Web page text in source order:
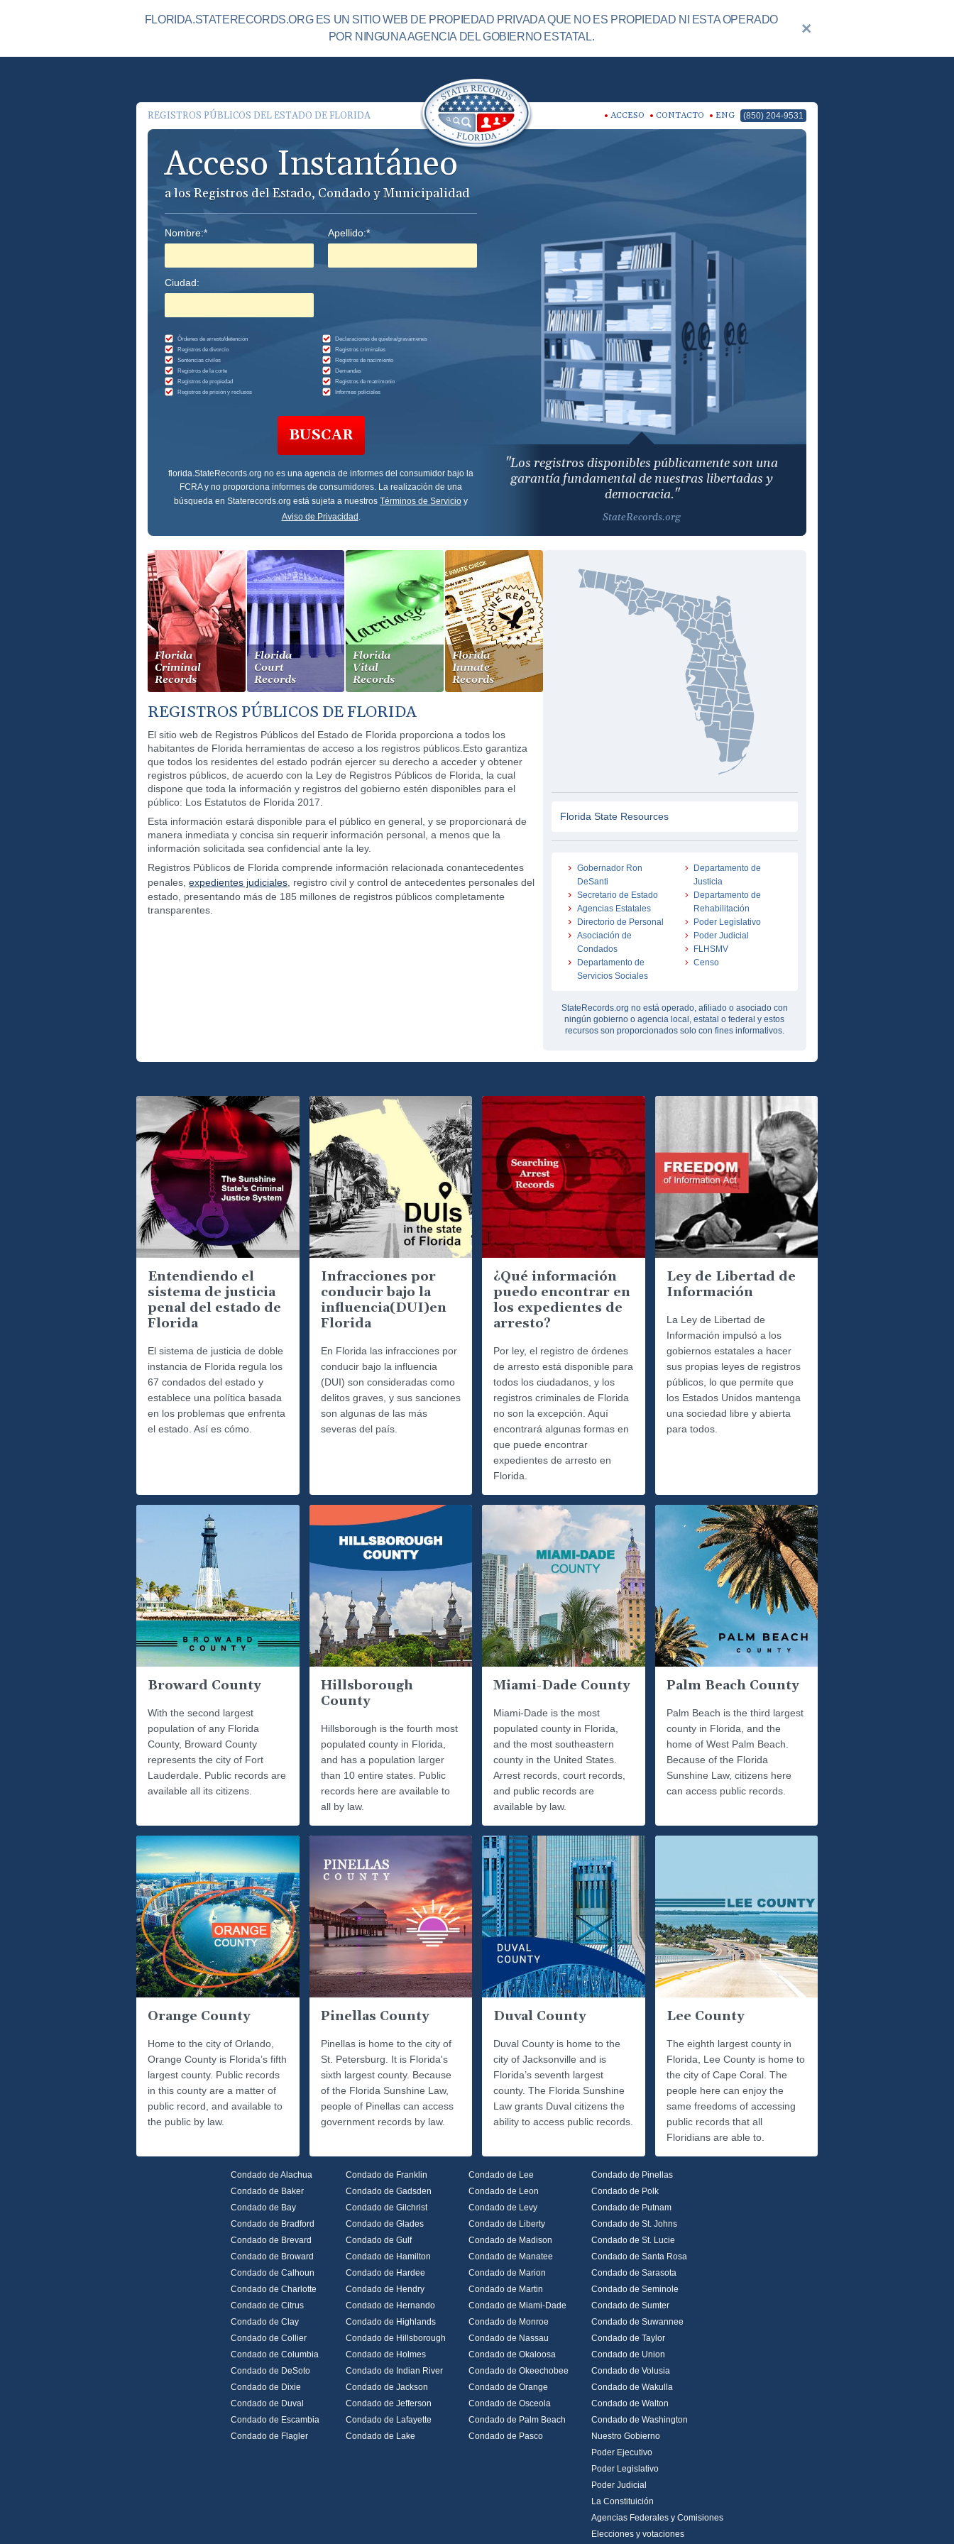
FLORIDA.STATERECORDS.ORG ES UN SITIO WEB DE PROPIEDAD PRIVADA QUE NO ES PROPIEDAD NI ESTA OPERADO
POR NINGUNA AGENCIA DEL GOBIERNO ESTATAL.
REGISTROS PÚBLICOS DEL ESTADO DE FLORIDA ACCESO CONTACTO ENG (850) 204-9531
Acceso Instantáneo
a los Registros del Estado, Condado y Municipalidad
Nombre:* Apellido:*
Ciudad:
Órdenes de arresto/detención
Declaraciones de quiebra/gravámenes
Registros de divorcio
Registros criminales
Sentencias civiles
Registros de nacimiento
Registros de la corte
Demandas
Registros de propiedad
Registros de matrimonio
Registros de prisión y reclusos
Informes policiales
BUSCAR
florida.StateRecords.org no es una agencia de informes del consumidor bajo la
FCRA y no proporciona informes de consumidores. La realización de una
búsqueda en Staterecords.org está sujeta a nuestros Términos de Servicio y
Aviso de Privacidad .
"Los registros disponibles públicamente son una
garantía fundamental de nuestras libertadas y
democracia."
StateRecords.org
Florida
Criminal
Records
Florida
Court
Records
Florida
Vital
Records
Florida
Inmate
Records
REGISTROS PÚBLICOS DE FLORIDA
El sitio web de Registros Públicos del Estado de Florida proporciona a todos los
habitantes de Florida herramientas de acceso a los registros públicos.Esto garantiza
que todos los residentes del estado podrán ejercer su derecho a acceder y obtener
registros públicos, de acuerdo con la Ley de Registros Públicos de Florida, la cual
dispone que toda la información y registros del gobierno estén disponibles para el
público: Los Estatutos de Florida 2017.
Esta información estará disponible para el público en general, y se proporcionará de
manera inmediata y concisa sin requerir información personal, a menos que la
información solicitada sea confidencial ante la ley.
Registros Públicos de Florida comprende información relacionada conantecedentes
penales, expedientes judiciales , registro civil y control de antecedentes personales del
estado, presentando más de 185 millones de registros públicos completamente
transparentes.
Florida State Resources
Gobernador Ron
DeSanti
Secretario de Estado
Agencias Estatales
Directorio de Personal
Asociación de
Condados
Departamento de
Servicios Sociales
Departamento de
Justicia
Departamento de
Rehabilitación
Poder Legislativo
Poder Judicial
FLHSMV
Censo
StateRecords.org no está operado, afiliado o asociado con
ningún gobierno o agencia local, estatal o federal y estos
recursos son proporcionados solo con fines informativos.
Entendiendo el
sistema de justicia
penal del estado de
Florida
El sistema de justicia de doble
instancia de Florida regula los
67 condados del estado y
establece una política basada
en los problemas que enfrenta
el estado. Así es cómo.
Infracciones por
conducir bajo la
influencia(DUI)en
Florida
En Florida las infracciones por
conducir bajo la influencia
(DUI) son consideradas como
delitos graves, y sus sanciones
son algunas de las más
severas del país.
¿Qué información
puedo encontrar en
los expedientes de
arresto?
Por ley, el registro de órdenes
de arresto está disponible para
todos los ciudadanos, y los
registros criminales de Florida
no son la excepción. Aquí
encontrará algunas formas en
que puede encontrar
expedientes de arresto en
Florida.
Ley de Libertad de
Información
La Ley de Libertad de
Información impulsó a los
gobiernos estatales a hacer
sus propias leyes de registros
públicos, lo que permite que
los Estados Unidos mantenga
una sociedad libre y abierta
para todos.
Broward County
With the second largest
population of any Florida
County, Broward County
represents the city of Fort
Lauderdale. Public records are
available all its citizens.
Hillsborough
County
Hillsborough is the fourth most
populated county in Florida,
and has a population larger
than 10 entire states. Public
records here are available to
all by law.
Miami-Dade County
Miami-Dade is the most
populated county in Florida,
and the most southeastern
county in the United States.
Arrest records, court records,
and public records are
available by law.
Palm Beach County
Palm Beach is the third largest
county in Florida, and the
home of West Palm Beach.
Because of the Florida
Sunshine Law, citizens here
can access public records.
Orange County
Home to the city of Orlando,
Orange County is Florida’s fifth
largest county. Public records
in this county are a matter of
public record, and available to
the public by law.
Pinellas County
Pinellas is home to the city of
St. Petersburg. It is Florida's
sixth largest county. Because
of the Florida Sunshine Law,
people of Pinellas can access
government records by law.
Duval County
Duval County is home to the
city of Jacksonville and is
Florida’s seventh largest
county. The Florida Sunshine
Law grants Duval citizens the
ability to access public records.
Lee County
The eighth largest county in
Florida, Lee County is home to
the city of Cape Coral. The
people here can enjoy the
same freedoms of accessing
public records that all
Floridians are able to.
Condado de Alachua
Condado de Baker
Condado de Bay
Condado de Bradford
Condado de Brevard
Condado de Broward
Condado de Calhoun
Condado de Charlotte
Condado de Citrus
Condado de Clay
Condado de Collier
Condado de Columbia
Condado de DeSoto
Condado de Dixie
Condado de Duval
Condado de Escambia
Condado de Flagler
Condado de Franklin
Condado de Gadsden
Condado de Gilchrist
Condado de Glades
Condado de Gulf
Condado de Hamilton
Condado de Hardee
Condado de Hendry
Condado de Hernando
Condado de Highlands
Condado de Hillsborough
Condado de Holmes
Condado de Indian River
Condado de Jackson
Condado de Jefferson
Condado de Lafayette
Condado de Lake
Condado de Lee
Condado de Leon
Condado de Levy
Condado de Liberty
Condado de Madison
Condado de Manatee
Condado de Marion
Condado de Martin
Condado de Miami-Dade
Condado de Monroe
Condado de Nassau
Condado de Okaloosa
Condado de Okeechobee
Condado de Orange
Condado de Osceola
Condado de Palm Beach
Condado de Pasco
Condado de Pinellas
Condado de Polk
Condado de Putnam
Condado de St. Johns
Condado de St. Lucie
Condado de Santa Rosa
Condado de Sarasota
Condado de Seminole
Condado de Sumter
Condado de Suwannee
Condado de Taylor
Condado de Union
Condado de Volusia
Condado de Wakulla
Condado de Walton
Condado de Washington
Nuestro Gobierno
Poder Ejecutivo
Poder Legislativo
Poder Judicial
La Constituición
Agencias Federales y Comisiones
Elecciones y votaciones